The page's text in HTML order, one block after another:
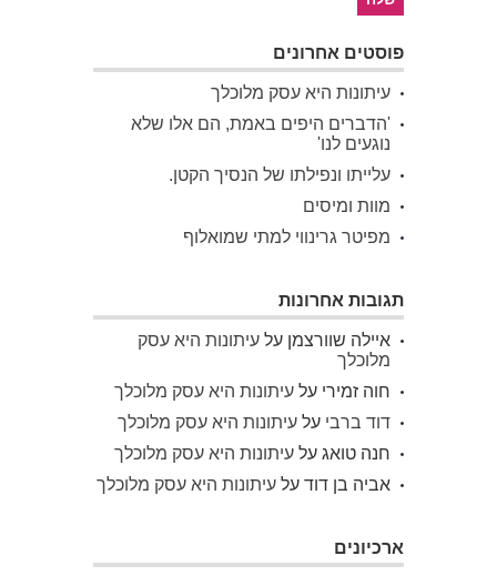
פוסטים אחרונים
עיתונות היא עסק מלוכלך
'הדברים היפים באמת, הם אלו שלא
נוגעים לנו'
עלייתו ונפילתו של הנסיך הקטן.
מוות ומיסים
מפיטר גרינווי למתי שמואלוף
תגובות אחרונות
איילה שוורצמן על עיתונות היא עסק
מלוכלך
חוה זמירי על עיתונות היא עסק מלוכלך
דוד ברבי על עיתונות היא עסק מלוכלך
חנה טואג על עיתונות היא עסק מלוכלך
אביה בן דוד על עיתונות היא עסק מלוכלך
ארכיונים